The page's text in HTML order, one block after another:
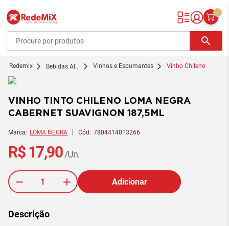
Redemix – Supermercado Online
search
redemix Bebidas Al... Vinhos e Espumantes Vinho Chileno
VINHO TINTO CHILENO LOMA NEGRA
CABERNET SUAVIGNON 187,5ML
Marca: LOMA NEGRA Cód: 7804414013266
R$ 17,90 /Un.
Adicionar
Descrição